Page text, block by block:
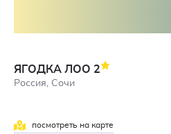
ЯГОДКА ЛОО 2
Россия, Сочи
посмотреть на карте